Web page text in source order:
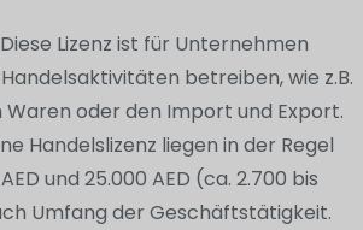
Lizenz ist für Unternehmen
betreiben, wie z.B.
oder den Import und Export.
Handelslizenz liegen in der Regel
und 25.000 AED (ca. 2.700 bis
Umfang der Geschäftstätigkeit.